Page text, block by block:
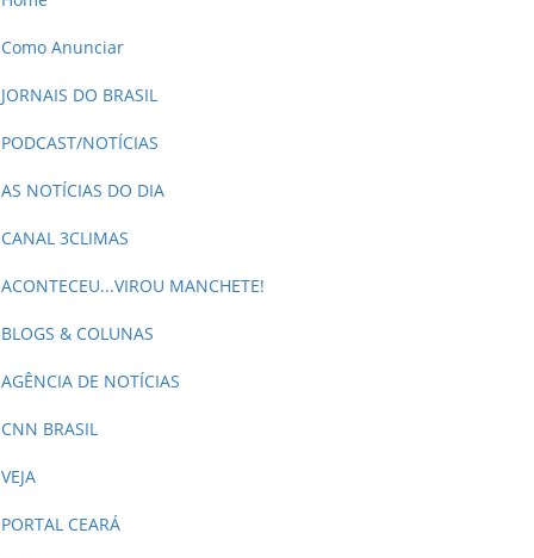
Como Anunciar
JORNAIS DO BRASIL
PODCAST/NOTÍCIAS
AS NOTÍCIAS DO DIA
CANAL 3CLIMAS
ACONTECEU...VIROU MANCHETE!
BLOGS & COLUNAS
AGÊNCIA DE NOTÍCIAS
CNN BRASIL
VEJA
PORTAL CEARÁ